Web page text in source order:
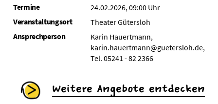
Termine
24.02.2026, 09:00 Uhr
Veranstaltungsort
Theater Gütersloh
Ansprechperson
Karin Hauertmann,
karin.hauertmann@guetersloh.de,
Tel. 05241 - 82 2366
Weitere Angebote entdecken